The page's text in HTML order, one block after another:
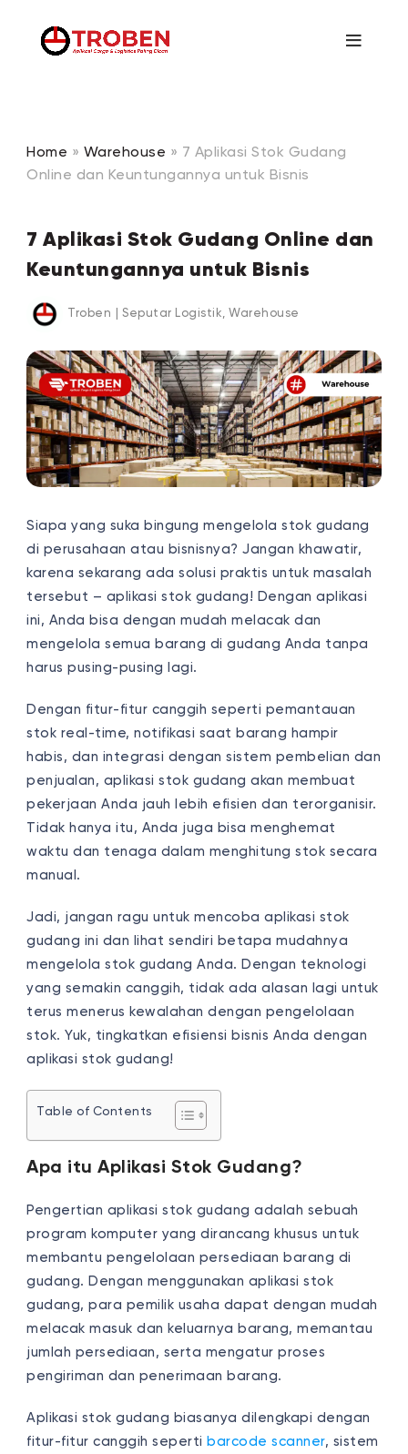
Home » Warehouse » 7 Aplikasi Stok Gudang
Online dan Keuntungannya untuk Bisnis
7 Aplikasi Stok Gudang Online dan
Keuntungannya untuk Bisnis
Troben Seputar Logistik,Warehouse
Siapa yang suka bingung mengelola stok gudang
di perusahaan atau bisnisnya? Jangan khawatir,
karena sekarang ada solusi praktis untuk masalah
tersebut – aplikasi stok gudang! Dengan aplikasi
ini, Anda bisa dengan mudah melacak dan
mengelola semua barang di gudang Anda tanpa
harus pusing-pusing lagi.
Dengan fitur-fitur canggih seperti pemantauan
stok real-time, notifikasi saat barang hampir
habis, dan integrasi dengan sistem pembelian dan
penjualan, aplikasi stok gudang akan membuat
pekerjaan Anda jauh lebih efisien dan terorganisir.
Tidak hanya itu, Anda juga bisa menghemat
waktu dan tenaga dalam menghitung stok secara
manual.
Jadi, jangan ragu untuk mencoba aplikasi stok
gudang ini dan lihat sendiri betapa mudahnya
mengelola stok gudang Anda. Dengan teknologi
yang semakin canggih, tidak ada alasan lagi untuk
terus menerus kewalahan dengan pengelolaan
stok. Yuk, tingkatkan efisiensi bisnis Anda dengan
aplikasi stok gudang!
Table of Contents
Apa itu Aplikasi Stok Gudang?
Pengertian aplikasi stok gudang adalah sebuah
program komputer yang dirancang khusus untuk
membantu pengelolaan persediaan barang di
gudang. Dengan menggunakan aplikasi stok
gudang, para pemilik usaha dapat dengan mudah
melacak masuk dan keluarnya barang, memantau
jumlah persediaan, serta mengatur proses
pengiriman dan penerimaan barang.
Aplikasi stok gudang biasanya dilengkapi dengan
fitur-fitur canggih seperti barcode scanner, sistem